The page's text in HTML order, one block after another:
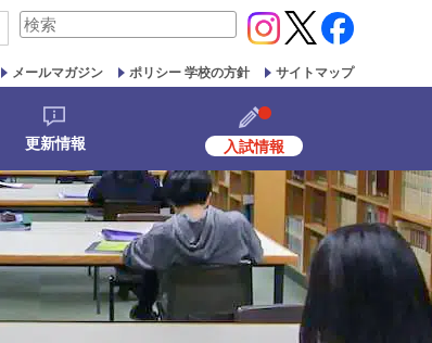
検
対
象:
メールマガジン ポリシー 学校の方針 サイトマップ
更新情報 入試情報